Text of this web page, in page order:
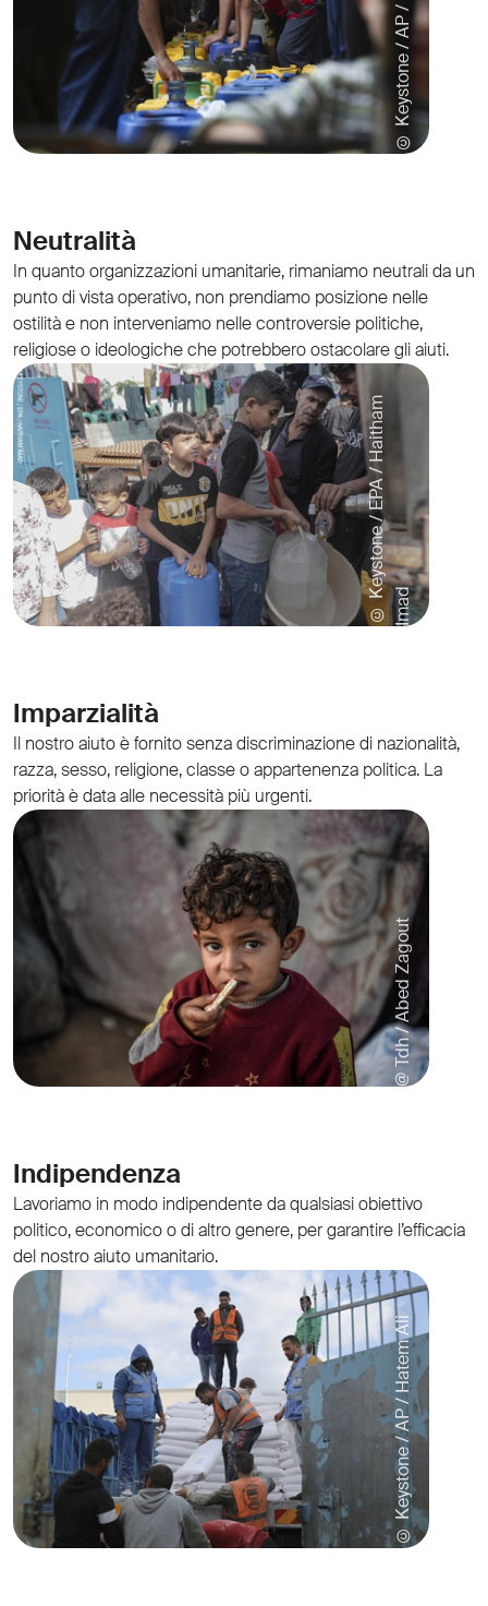
©K
e
y
s
t
o
n
e
/
E
P
A
/
H
a
i
t
h
a
m
I
m
ad
Neutralità
In quanto organizzazioni umanitarie, rimaniamo neutrali da un
punto di vista operativo, non prendiamo posizione nelle
ostilità e non interveniamo nelle controversie politiche,
religiose o ideologiche che potrebbero ostacolare gli aiuti.
@ Tdh / Abed Zagout
Imparzialità
Il nostro aiuto è fornito senza discriminazione di nazionalità,
razza, sesso, religione, classe o appartenenza politica. La
priorità è data alle necessità più urgenti.
© Keystone / AP / Hatem Ali
Indipendenza
Lavoriamo in modo indipendente da qualsiasi obiettivo
politico, economico o di altro genere, per garantire l’efficacia
del nostro aiuto umanitario.